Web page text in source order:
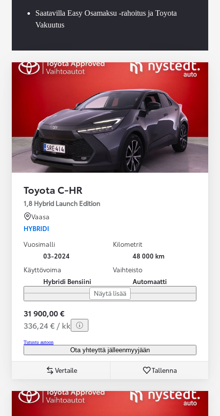
Saatavilla Easy Osamaksu -rahoitus ja Toyota
Vakuutus
Toyota C-HR
1,8 Hybrid Launch Edition
Vaasa
HYBRIDI
Vuosimalli
03-2024
Kilometrit
48 000 km
Käyttövoima
Hybridi Bensiini
Vaihteisto
Automaatti
Näytä lisää
31 900,00 €
336,24 € / kk
Tutustu autoon
Ota yhteyttä jälleenmyyjään
Vertaile Tallenna